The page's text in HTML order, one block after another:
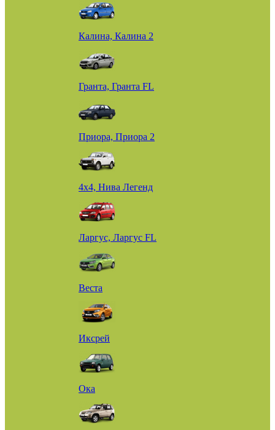
Калина, Калина 2
Гранта, Гранта FL
Приора, Приора 2
4х4, Нива Легенд
Ларгус, Ларгус FL
Веста
Иксрей
Ока